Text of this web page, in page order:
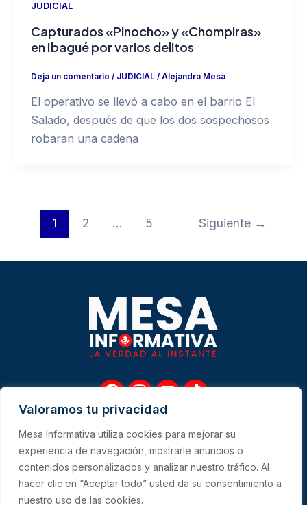
Valoramos tu privacidad
Mesa Informativa utiliza cookies para mejorar su
experiencia de navegación, mostrarle anuncios o
contenidos personalizados y analizar nuestro tráfico. Al
hacer clic en “Aceptar todo” usted da su consentimiento a
nuestro uso de las cookies.
JUDICIAL
Capturados «Pinocho» y «Chompiras»
en Ibagué por varios delitos
Deja un comentario / JUDICIAL/ Alejandra Mesa
El operativo se llevó a cabo en el barrio El
Salado, después de que los dos sospechosos
robaran una cadena
1 2 … 5 Siguiente →
F
a
c
e
b
o
o
k
I
n
s
t
a
g
r
a
m
Y
u
t
u
b
e
T
t
o
k
CONTACTO